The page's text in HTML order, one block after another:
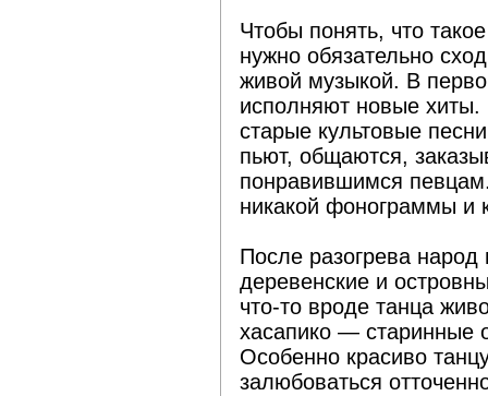
Чтобы понять, что
нужно обязательно
живой музыкой. В
исполняют новые
старые культовые
пьют, общаются,
понравившимся
никакой фонограммы и
После разогрева
деревенские и
что-то вроде танца
хасапико — старинные
Особенно красиво
залюбоваться